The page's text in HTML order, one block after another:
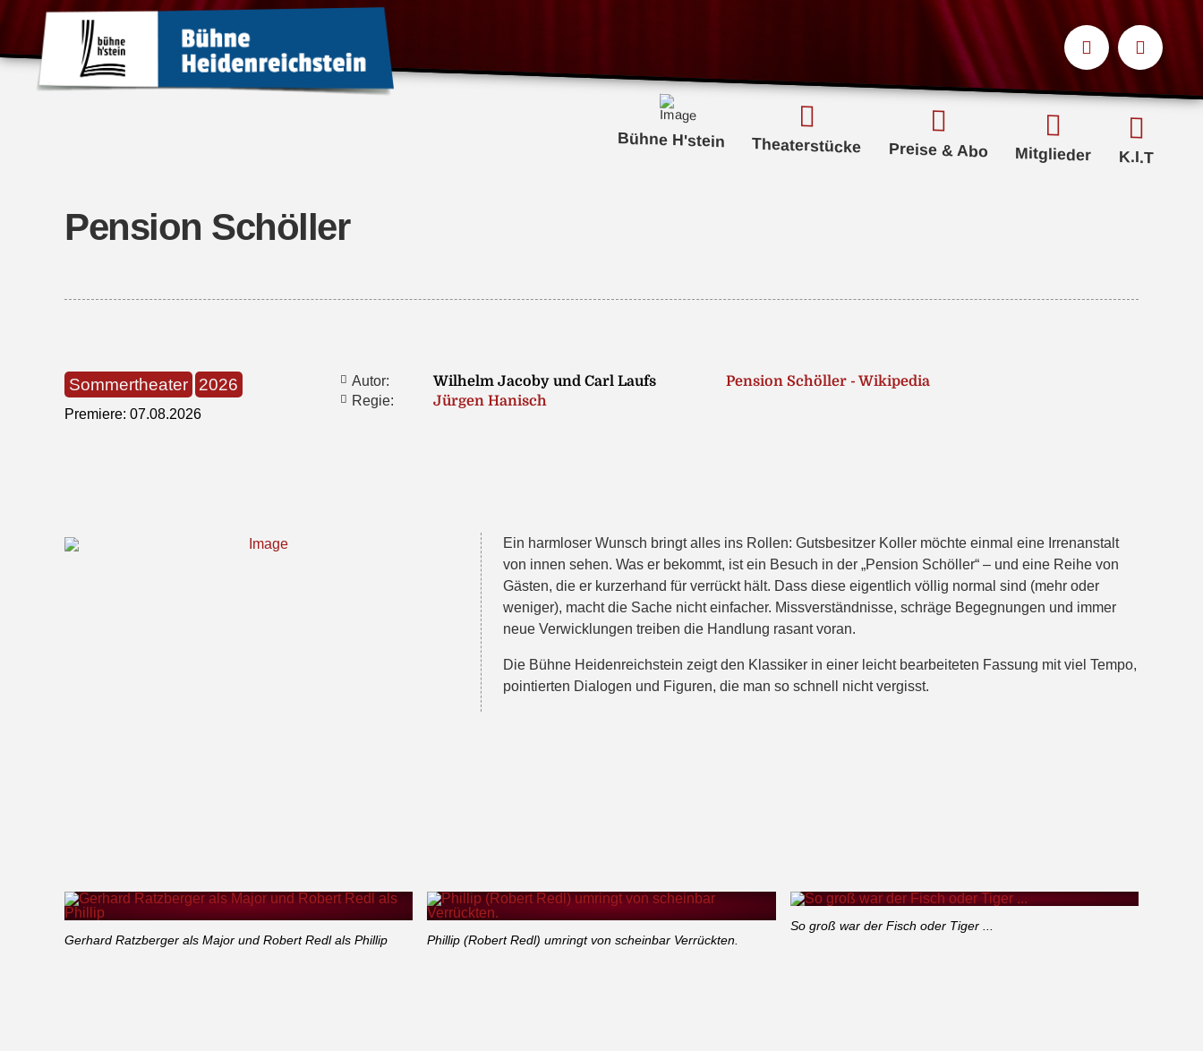
Bühne H'stein Theaterstücke Preise & Abo Mitglieder K.I.T
Pension Schöller
Sommertheater 2026
Premiere: 07.08.2026
Autor: Wilhelm Jacoby und Carl Laufs
Regie: Jürgen Hanisch
Pension Schöller - Wikipedia
Ein harmloser Wunsch bringt alles ins Rollen: Gutsbesitzer Koller möchte einmal eine Irrenanstalt
von innen sehen. Was er bekommt, ist ein Besuch in der „Pension Schöller“ – und eine Reihe von
Gästen, die er kurzerhand für verrückt hält. Dass diese eigentlich völlig normal sind (mehr oder
weniger), macht die Sache nicht einfacher. Missverständnisse, schräge Begegnungen und immer
neue Verwicklungen treiben die Handlung rasant voran.
Die Bühne Heidenreichstein zeigt den Klassiker in einer leicht bearbeiteten Fassung mit viel Tempo,
pointierten Dialogen und Figuren, die man so schnell nicht vergisst.
Gerhard Ratzberger als Major und Robert Redl als Phillip Phillip (Robert Redl) umringt von scheinbar Verrückten.
So groß war der Fisch oder Tiger ...